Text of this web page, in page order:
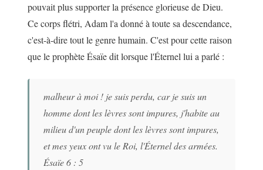
pouvait plus supporter la présence glorieuse de Dieu.
Ce corps flétri, Adam l'a donné à toute sa descendance,
c'est-à-dire tout le genre humain. C'est pour cette raison
que le prophète Ésaïe dit lorsque l'Éternel lui a parlé :
malheur à moi ! je suis perdu, car je suis un
homme dont les lèvres sont impures, j'habite au
milieu d'un peuple dont les lèvres sont impures,
et mes yeux ont vu le Roi, l'Éternel des armées.
Ésaïe 6 : 5